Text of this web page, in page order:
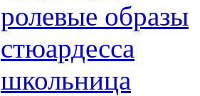
ролевые образы
стюардесса
школьница